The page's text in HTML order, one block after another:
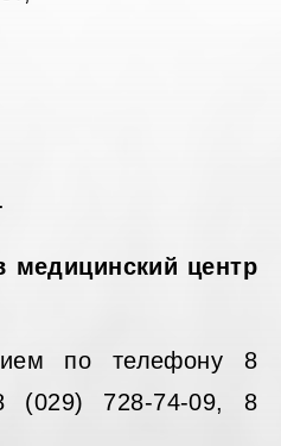
медицинский центр
по телефону 8
(029) 728-74-09, 8